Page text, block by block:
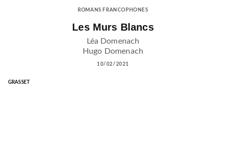
ROMANS FRANCOPHONES
Les Murs Blancs
Léa Domenach
Hugo Domenach
10/02/2021
GRASSET